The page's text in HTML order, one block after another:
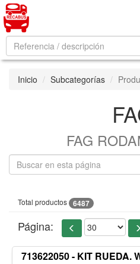
Inicio Subcategorías
FAG
Total productos 6487
Página:
713622050 - KIT RUEDA.